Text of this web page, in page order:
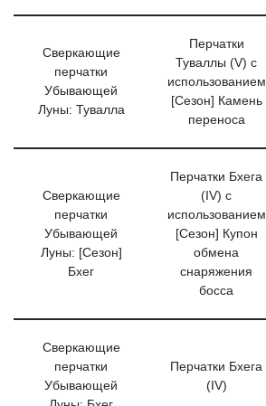
Сверкающие
перчатки
Убывающей
Луны: Тувалла
Перчатки
Туваллы (V) с
использованием
[Сезон] Камень
переноса
Сверкающие
перчатки
Убывающей
Луны: [Сезон]
Бхег
Перчатки Бхега
(IV) с
использованием
[Сезон] Купон
обмена
снаряжения
босса
Сверкающие
перчатки
Убывающей
Перчатки Бхега
(IV)